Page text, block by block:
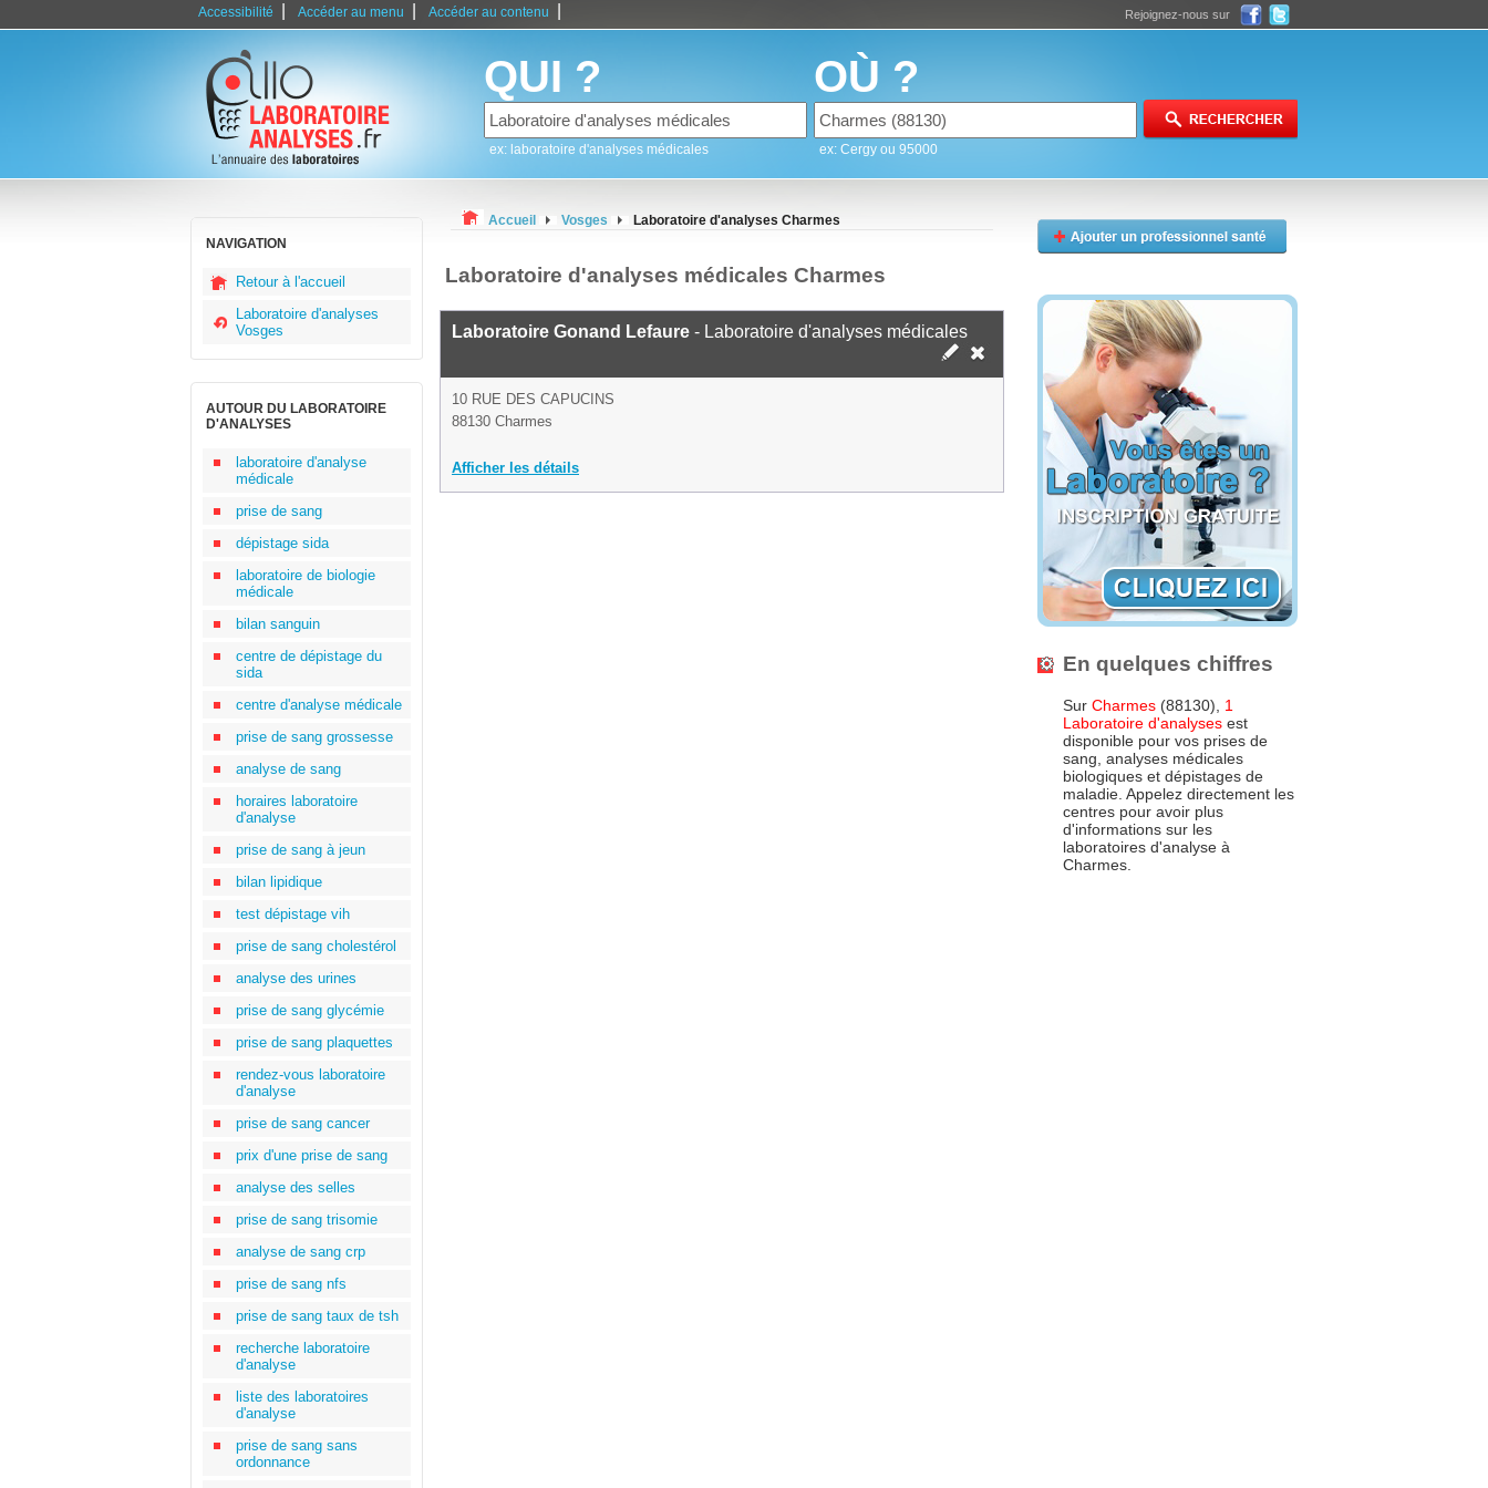
Accessibilité Accéder au menu Accéder au contenu Rejoignez-nous sur
QUI ?
ex: laboratoire d'analyses médicales
OÙ ?
ex: Cergy ou 95000
NAVIGATION
Retour à l'accueil
Laboratoire d'analyses
Vosges
AUTOUR DU LABORATOIRE
D'ANALYSES
laboratoire d'analyse
médicale
prise de sang
dépistage sida
laboratoire de biologie
médicale
bilan sanguin
centre de dépistage du
sida
centre d'analyse médicale
prise de sang grossesse
analyse de sang
horaires laboratoire
d'analyse
prise de sang à jeun
bilan lipidique
test dépistage vih
prise de sang cholestérol
analyse des urines
prise de sang glycémie
prise de sang plaquettes
rendez-vous laboratoire
d'analyse
prise de sang cancer
prix d'une prise de sang
analyse des selles
prise de sang trisomie
analyse de sang crp
prise de sang nfs
prise de sang taux de tsh
recherche laboratoire
d'analyse
liste des laboratoires
d'analyse
prise de sang sans
ordonnance
Accueil Vosges Laboratoire d'analyses Charmes
Laboratoire d'analyses médicales Charmes
Laboratoire Gonand Lefaure - Laboratoire d'analyses médicales
10 RUE DES CAPUCINS
88130 Charmes
Afficher les détails
En quelques chiffres
Sur Charmes (88130), 1
Laboratoire d'analyses est
disponible pour vos prises de
sang, analyses médicales
biologiques et dépistages de
maladie. Appelez directement les
centres pour avoir plus
d'informations sur les
laboratoires d'analyse à
Charmes.